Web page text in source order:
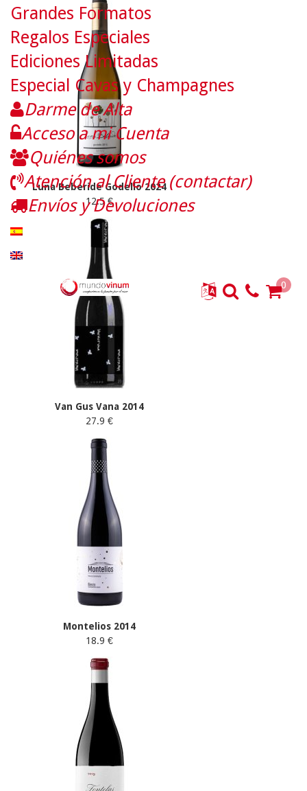
Luna Beberide Godello 2024
12.5 €
Van Gus Vana 2014
27.9 €
Montelios 2014
18.9 €
Grandes Formatos
Regalos Especiales
Ediciones Limitadas
Especial Cavas y Champagnes
Darme de Alta
Acceso a mi Cuenta
Quiénes somos
Atención al Cliente (contactar)
Envíos y Devoluciones
0